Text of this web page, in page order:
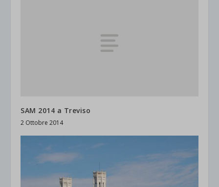
SAM 2014 a Treviso
2 Ottobre 2014